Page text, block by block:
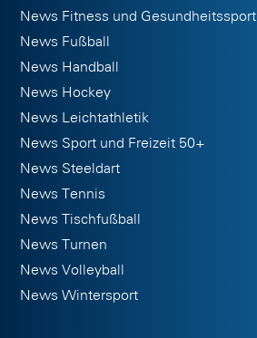
News Fitness und Gesundheitssport
News Fußball
News Handball
News Hockey
News Leichtathletik
News Sport und Freizeit 50+
News Steeldart
News Tennis
News Tischfußball
News Turnen
News Volleyball
News Wintersport